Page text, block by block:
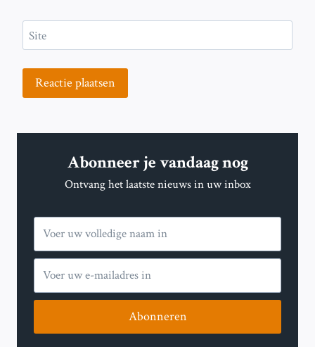
Site
Abonneer je vandaag nog
Ontvang het laatste nieuws in uw inbox
Abonneren